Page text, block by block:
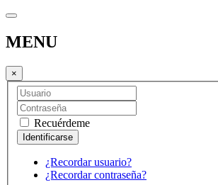
MENU
×
Recuérdeme
¿Recordar usuario?
¿Recordar contraseña?